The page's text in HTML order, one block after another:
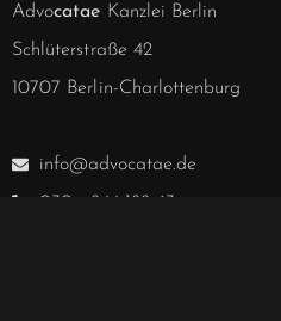
Advocatae Kanzlei Berlin
Schlüterstraße 42
10707 Berlin-Charlottenburg
info@advocatae.de
030 - 844 188 63